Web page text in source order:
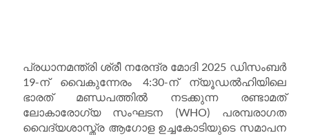
പ്രധാനമന്ത്രി ശ്രീ നരേന്ദ്ര മോദി 2025 ഡിസംബർ
19-ന് വൈകുന്നേരം 4:30-ന് ന്യൂഡൽഹിയിലെ
ഭാരത് മണ്ഡപത്തിൽ നടക്കുന്ന രണ്ടാമത്
ലോകാരോഗ്യ സംഘടന (WHO) പരമ്പരാഗത
വൈദ്യശാസ്ത്ര ആഗോള ഉച്ചകോടിയുടെ സമാപന